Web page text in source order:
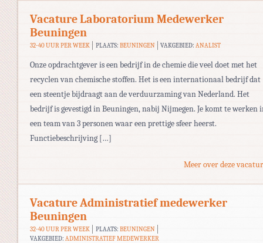
Vacature Laboratorium Medewerker
Beuningen
32-40 UUR PER WEEK PLAATS: BEUNINGEN VAKGEBIED:ANALIST
Onze opdrachtgever is een bedrijf in de chemie die veel doet met het
recyclen van chemische stoffen. Het is een internationaal bedrijf dat
een steentje bijdraagt aan de verduurzaming van Nederland. Het
bedrijf is gevestigd in Beuningen, nabij Nijmegen. Je komt te werken
een team van 3 personen waar een prettige sfeer heerst.
Functiebeschrijving […]
Meer over deze
Vacature Administratief medewerker
Beuningen
32-40 UUR PER WEEK PLAATS: BEUNINGEN
VAKGEBIED: ADMINISTRATIEF MEDEWERKER